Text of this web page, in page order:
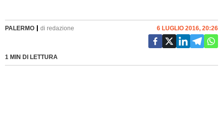
PALERMO di redazione
1 MIN DI LETTURA
6 LUGLIO 2016, 20:26